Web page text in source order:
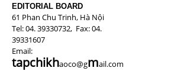
EDITORIAL BOARD
61 Phan Chu Trinh, Hà Nội
Tel: 04. 39330732, Fax: 04.
39331607
Email:
tapchikhaoco@gmail.com